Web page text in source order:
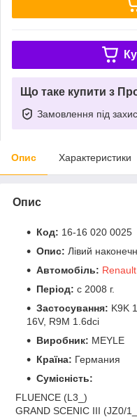
Що таке купити з
Замовлення під
Опис Характеристики
Опис
Код: 16-16 020 0025
Опис: Лівий
Автомобіль:
Період: c 2008 г.
Застосування: K9K
16V, R9M 1.6dci
Виробник: MEYLE
Країна: Германия
Сумісність:
FLUENCE (L3_)
GRAND SCENIC III (JZ0/